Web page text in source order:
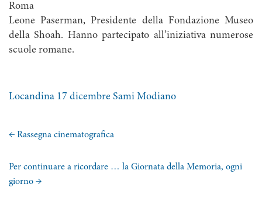
Roma
Leone Paserman, Presidente della Fondazione Museo
della Shoah. Hanno partecipato all’iniziativa numerose
scuole romane.
Locandina 17 dicembre Sami Modiano
← Rassegna cinematografica
Per continuare a ricordare … la Giornata della Memoria, ogni
giorno →